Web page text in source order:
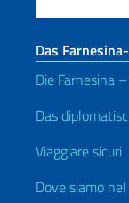
Das
Die Farnesina
Das
Viaggiare sicuri
Dove siamo